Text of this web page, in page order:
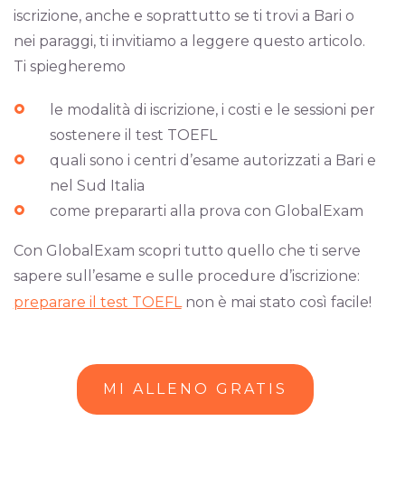
iscrizione, anche e soprattutto se ti trovi a Bari o
nei paraggi, ti invitiamo a leggere questo articolo.
Ti spiegheremo
le modalità di iscrizione, i costi e le sessioni per
sostenere il test TOEFL
quali sono i centri d’esame autorizzati a Bari e
nel Sud Italia
come prepararti alla prova con GlobalExam
Con GlobalExam scopri tutto quello che ti serve
sapere sull’esame e sulle procedure d’iscrizione:
preparare il test TOEFLnon è mai stato così facile!
MI ALLENO GRATIS